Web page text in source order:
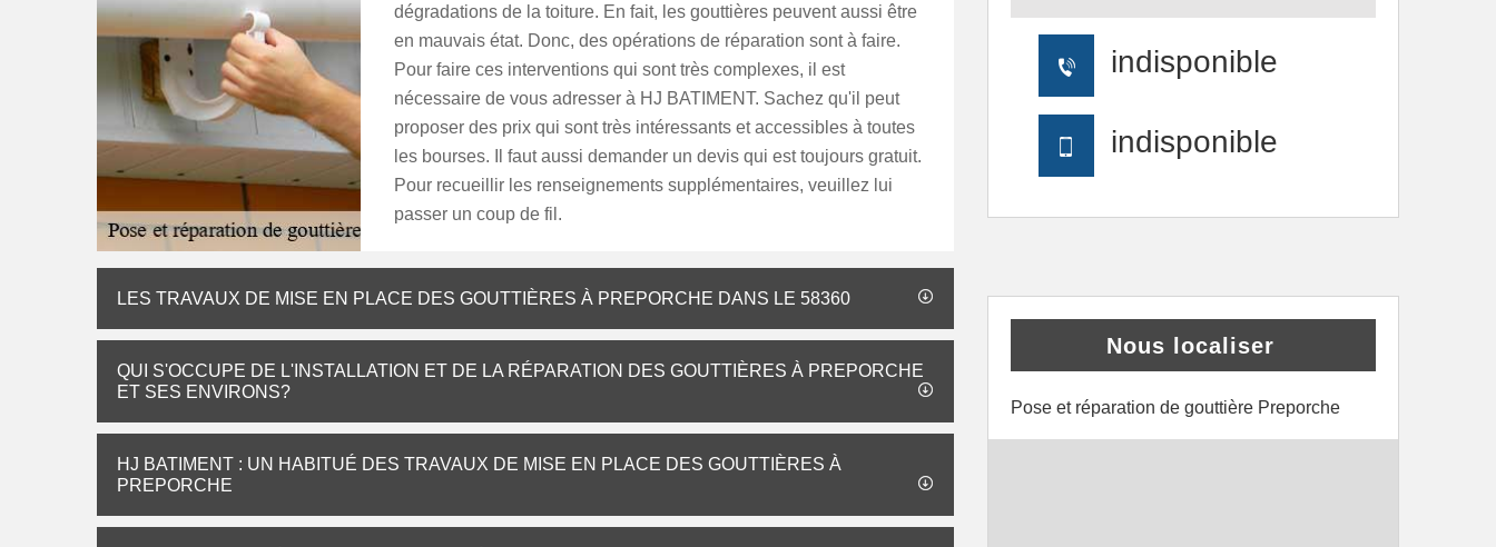
dégradations de la toiture. En fait, les gouttières peuvent aussi être
en mauvais état. Donc, des opérations de réparation sont à faire.
Pour faire ces interventions qui sont très complexes, il est
nécessaire de vous adresser à HJ BATIMENT. Sachez qu'il peut
proposer des prix qui sont très intéressants et accessibles à toutes
les bourses. Il faut aussi demander un devis qui est toujours gratuit.
Pour recueillir les renseignements supplémentaires, veuillez lui
passer un coup de fil.
LES TRAVAUX DE MISE EN PLACE DES GOUTTIÈRES À PREPORCHE DANS LE 58360
QUI S'OCCUPE DE L'INSTALLATION ET DE LA RÉPARATION DES GOUTTIÈRES À PREPORCHE
ET SES ENVIRONS?
HJ BATIMENT : UN HABITUÉ DES TRAVAUX DE MISE EN PLACE DES GOUTTIÈRES À
PREPORCHE
indisponible
indisponible
Nous localiser
Pose et réparation de gouttière Preporche